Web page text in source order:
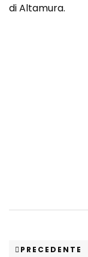
di Altamura.
PRECEDENTE